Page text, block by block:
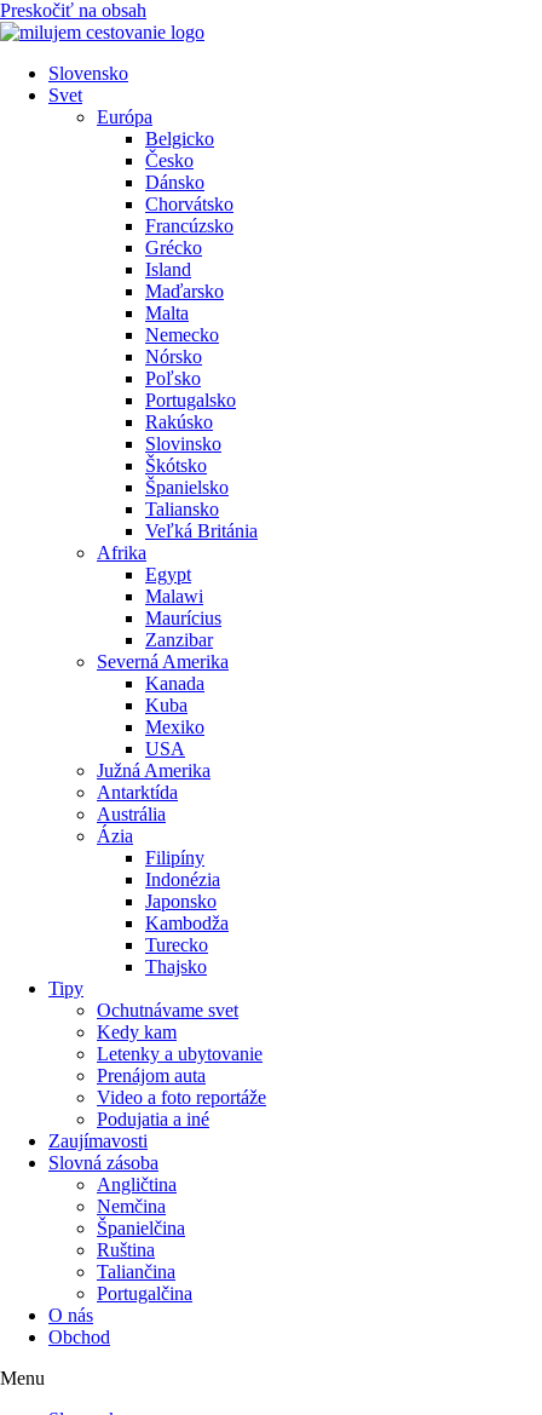
Preskočiť na obsah
Slovensko
Svet
Európa
Belgicko
Česko
Dánsko
Chorvátsko
Francúzsko
Grécko
Island
Maďarsko
Malta
Nemecko
Nórsko
Poľsko
Portugalsko
Rakúsko
Slovinsko
Škótsko
Španielsko
Taliansko
Veľká Británia
Afrika
Egypt
Malawi
Maurícius
Zanzibar
Severná Amerika
Kanada
Kuba
Mexiko
USA
Južná Amerika
Antarktída
Austrália
Ázia
Filipíny
Indonézia
Japonsko
Kambodža
Turecko
Thajsko
Tipy
Ochutnávame svet
Kedy kam
Letenky a ubytovanie
Prenájom auta
Video a foto reportáže
Podujatia a iné
Zaujímavosti
Slovná zásoba
Angličtina
Nemčina
Španielčina
Ruština
Taliančina
Portugalčina
O nás
Obchod
Menu